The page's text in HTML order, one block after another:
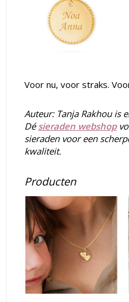
Voor nu, voor straks.
Auteur: Tanja Rakhou is
Dé sieraden webshop
sieradenvoor een
kwaliteit.
Producten